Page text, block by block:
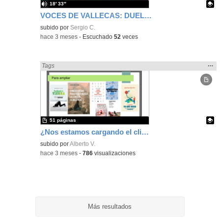
VOCES DE VALLECAS: DUELO MIGRATORIO T.2 E.2
Contenido educativo.
subido por Sergio C.
18′ 33″
-hace 3 meses - Escuchado52 veces
¿Nos estamos cargando el clima?
Encontrado «Interdisciplinar» en:
Tags
la
…
Contenido educativo.
subido porAlberto V.
51 páginas
-hace 3 meses -786 visualizaciones
Más resultados